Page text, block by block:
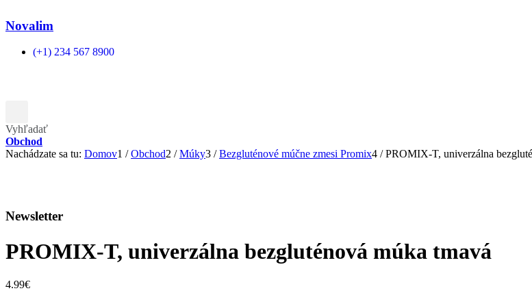
Novalim
(+1) 234 567 8900
Vyhľadať
Obchod
Nachádzate sa tu: Domov1 / Obchod2 / Múky3 / Bezgluténové múčne zmesi Promix4 / PROMIX-T, univerzálna
Newsletter
PROMIX-T, univerzálna bezgluténová múka tmavá
4.99€